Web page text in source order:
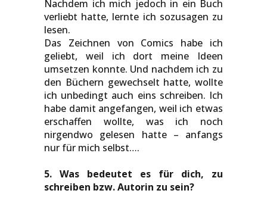
Nachdem ich mich jedoch in ein Buch
verliebt hatte, lernte ich sozusagen zu
lesen.
Das Zeichnen von Comics habe ich
geliebt, weil ich dort meine Ideen
umsetzen konnte. Und nachdem ich zu
den Büchern gewechselt hatte, wollte
ich unbedingt auch eins schreiben. Ich
habe damit angefangen, weil ich etwas
erschaffen wollte, was ich noch
nirgendwo gelesen hatte – anfangs
nur für mich selbst….
5. Was bedeutet es für dich, zu
schreiben bzw. Autorin zu sein?